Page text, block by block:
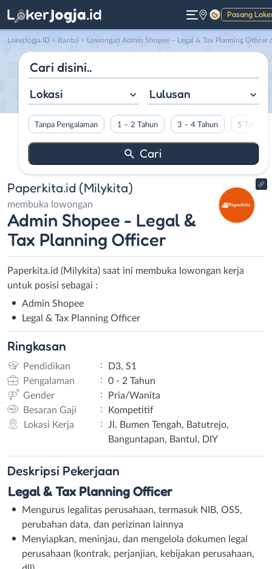
Pasang
Gelap
LokerJogja.ID > Bantul > Lowongan Admin Shopee – Legal & Tax Planning Officer di
Lokasi Lulusan
Tanpa Pengalaman 1 – 2 Tahun 3 – 4 Tahun 5 Tahun
Paperkita.id (Milykita)
membuka lowongan
Admin Shopee - Legal &
Tax Planning Officer
Paperkita.id (Milykita) saat ini membuka lowongan kerja
untuk posisi sebagai :
Admin Shopee
Legal & Tax Planning Officer
Ringkasan
Pendidikan :
D3, S1
Pengalaman
:
0 - 2 Tahun
Gender
:
Pria/Wanita
Besaran Gaji
:
Kompetitif
Lokasi Kerja
:
Jl. Bumen Tengah, Batutrejo,
Banguntapan, Bantul, DIY
Deskripsi Pekerjaan
Legal & Tax Planning Officer
Mengurus legalitas perusahaan, termasuk NIB, OSS,
perubahan data, dan perizinan lainnya
Menyiapkan, meninjau, dan mengelola dokumen legal
perusahaan (kontrak, perjanjian, kebijakan perusahaan,